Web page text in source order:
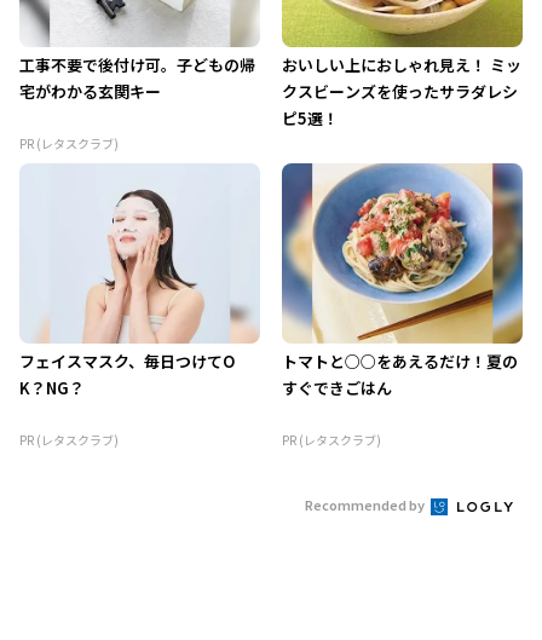
工事不要で後付け可。子どもの帰
宅がわかる玄関キー
PR (レタスクラブ)
おいしい上におしゃれ見え！ ミッ
クスビーンズを使ったサラダレシ
ピ5選！
フェイスマスク、毎日つけてO
K？NG？
PR (レタスクラブ)
トマトと○○をあえるだけ！夏の
すぐできごはん
PR (レタスクラブ)
Recommended by